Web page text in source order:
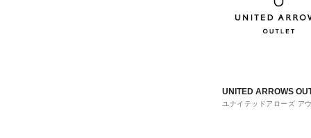
UNITED ARROWS
ユナイテッドアローズ ア